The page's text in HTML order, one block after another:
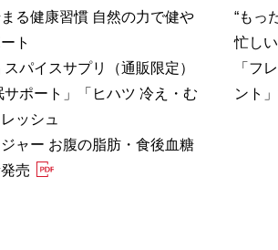
る健康習慣 自然の力で健や
ト
パイスサプリ（通販限定）
サポート」「ヒハツ 冷え・む
ッシュ
ジャー お腹の脂肪・食後血糖
売
“もっ
忙し
「フ
ント